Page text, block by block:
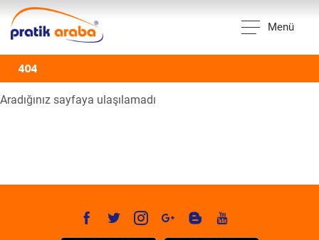
Menü
404
Aradığınız sayfaya ulaşılamadı